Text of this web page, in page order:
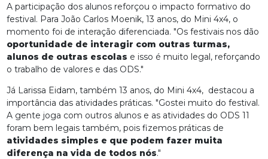
A participação dos alunos reforçou o impacto formativo do
festival. Para João Carlos Moenik, 13 anos, do Mini 4x4, o
momento foi de interação diferenciada. "Os festivais nos dão
oportunidade de interagir com outras turmas,
alunos de outras escolas e isso é muito legal, reforçando
o trabalho de valores e das ODS."
Já Larissa Eidam, também 13 anos, do Mini 4x4, destacou a
importância das atividades práticas. "Gostei muito do festival.
A gente joga com outros alunos e as atividades do ODS 11
foram bem legais também, pois fizemos práticas de
atividades simples e que podem fazer muita
diferença na vida de todos nós."